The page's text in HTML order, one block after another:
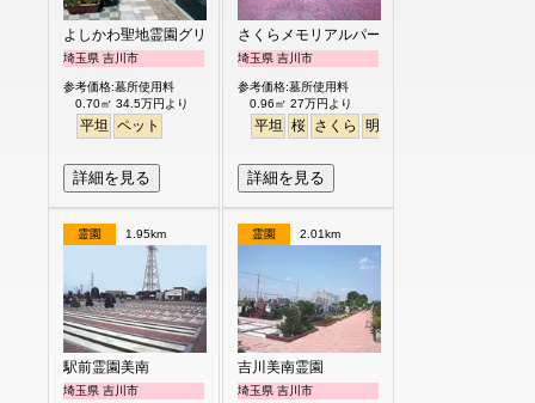
よしかわ聖地霊園グリーンピア
埼玉県 吉川市
参考価格:墓所使用料
0.70㎡ 34.5万円より
平坦 ペット
詳細を見る
さくらメモリアルパーク
埼玉県 吉川市
参考価格:墓所使用料
0.96㎡ 27万円より
平坦 桜 さくら 明るい
詳細を見る
霊園 1.95km
駅前霊園美南
埼玉県 吉川市
霊園 2.01km
吉川美南霊園
埼玉県 吉川市